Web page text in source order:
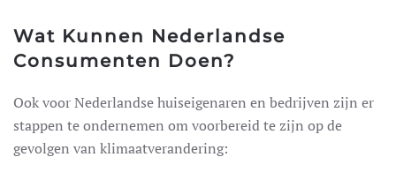
Wat Kunnen Nederlandse
Consumenten Doen?
Ook voor Nederlandse huiseigenaren en bedrijven zijn er
stappen te ondernemen om voorbereid te zijn op de
gevolgen van klimaatverandering: